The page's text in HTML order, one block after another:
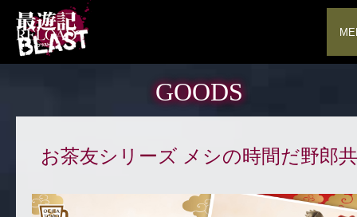
GOODS
お茶友シリーズ メシの時間だ野郎共